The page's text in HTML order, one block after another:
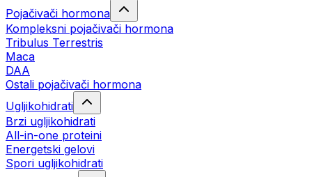
Pojačivači hormona
Kompleksni pojačivači hormona
Tribulus Terrestris
Maca
DAA
Ostali pojačivači hormona
Ugljikohidrati
Brzi ugljikohidrati
All-in-one proteini
Energetski gelovi
Spori ugljikohidrati